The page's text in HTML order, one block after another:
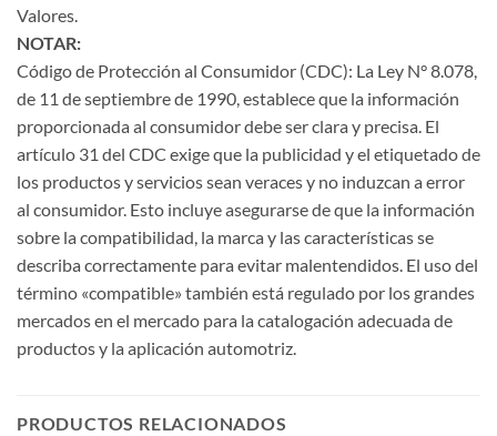
Valores.
NOTAR:
Código de Protección al Consumidor (CDC): La Ley N° 8.078,
de 11 de septiembre de 1990, establece que la información
proporcionada al consumidor debe ser clara y precisa. El
artículo 31 del CDC exige que la publicidad y el etiquetado de
los productos y servicios sean veraces y no induzcan a error
al consumidor. Esto incluye asegurarse de que la información
sobre la compatibilidad, la marca y las características se
describa correctamente para evitar malentendidos. El uso del
término «compatible» también está regulado por los grandes
mercados en el mercado para la catalogación adecuada de
productos y la aplicación automotriz.
PRODUCTOS RELACIONADOS